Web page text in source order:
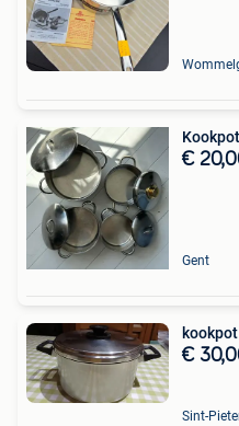
€
Gent
€
Sint-